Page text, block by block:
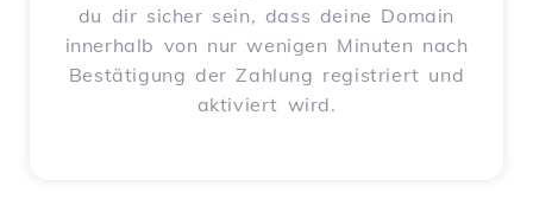
du dir sicher sein, dass deine Domain
innerhalb von nur wenigen Minuten nach
Bestätigung der Zahlung registriert und
aktiviert wird.